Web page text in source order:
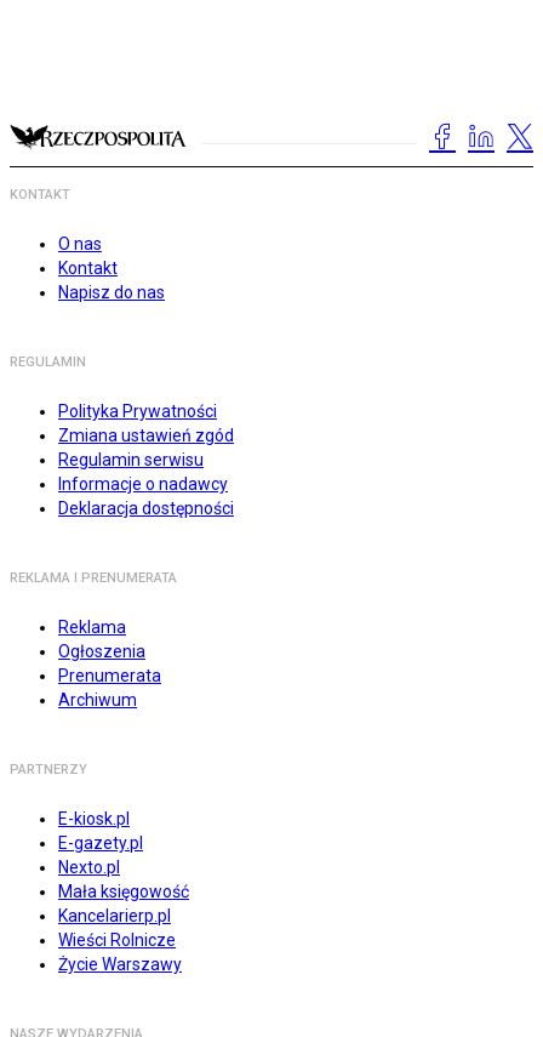
KONTAKT
O nas
Kontakt
Napisz do nas
REGULAMIN
Polityka Prywatności
Zmiana ustawień zgód
Regulamin serwisu
Informacje o nadawcy
Deklaracja dostępności
REKLAMA I PRENUMERATA
Reklama
Ogłoszenia
Prenumerata
Archiwum
PARTNERZY
E-kiosk.pl
E-gazety.pl
Nexto.pl
Mała księgowość
Kancelarierp.pl
Wieści Rolnicze
Życie Warszawy